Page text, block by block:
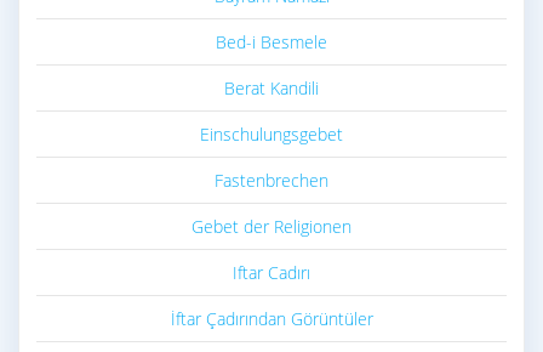
Bed-i Besmele
Berat Kandili
Einschulungsgebet
Fastenbrechen
Gebet der Religionen
Iftar Cadırı
İftar Çadırından Görüntüler